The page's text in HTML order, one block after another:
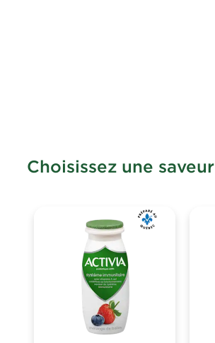
Choisissez une saveur